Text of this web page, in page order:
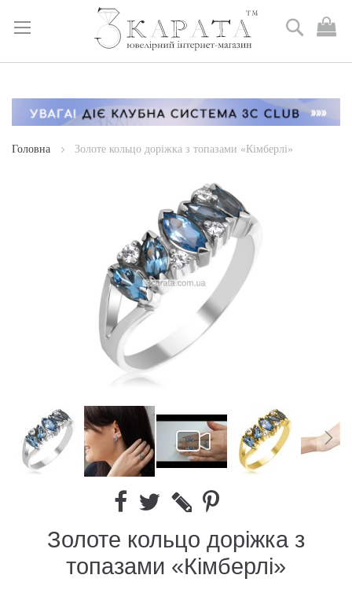
Skip
Content
Пошук
Головна Золоте кольцо доріжка з топазами «Кімберлі»
Золоте кольцо доріжка з
топазами «Кімберлі»